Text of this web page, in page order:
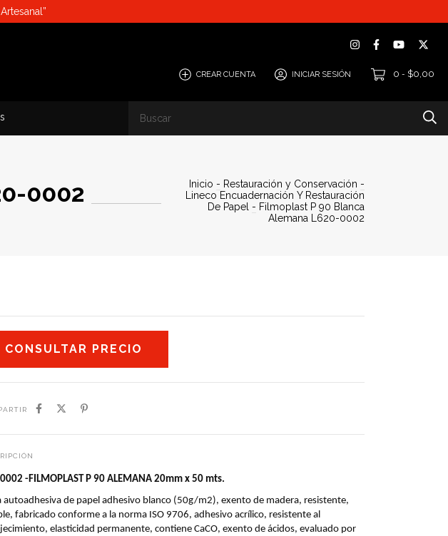
CREAR CUENTA INICIAR SESIÓN 0 - $0,00
0002 Inicio - Restauración y Conservación -
Lineco Encuadernación Y Restauración
De Papel - Filmoplast P 90 Blanca
Alemana L620-0002
-FILMOPLAST P 90 ALEMANA 20mm x 50 mts.
autoadhesiva de papel adhesivo blanco (50g/m2), exento de madera, resistente,
fabricado conforme a la norma ISO 9706, adhesivo acrílico, resistente al
elasticidad permanente, contiene CaCO, exento de ácidos, evaluado por